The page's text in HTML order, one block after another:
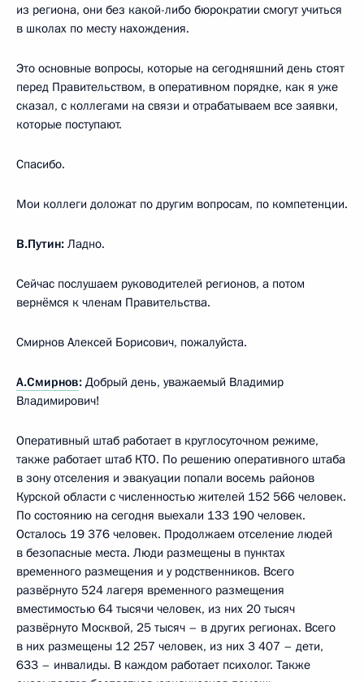
из региона, они без какой-либо бюрократии смогут учиться
в школах по месту нахождения.
Это основные вопросы, которые на сегодняшний день стоят
перед Правительством, в оперативном порядке, как я уже
сказал, с коллегами на связи и отрабатываем все заявки,
которые поступают.
Спасибо.
Мои коллеги доложат по другим вопросам, по компетенции.
В.Путин: Ладно.
Сейчас послушаем руководителей регионов, а потом
вернёмся к членам Правительства.
Смирнов Алексей Борисович, пожалуйста.
А.Смирнов: Добрый день, уважаемый Владимир
Владимирович!
Оперативный штаб работает в круглосуточном режиме,
также работает штаб КТО. По решению оперативного штаба
в зону отселения и эвакуации попали восемь районов
Курской области с численностью жителей 152 566 человек.
По состоянию на сегодня выехали 133 190 человек.
Осталось 19 376 человек. Продолжаем отселение людей
в безопасные места. Люди размещены в пунктах
временного размещения и у родственников. Всего
развёрнуто 524 лагеря временного размещения
вместимостью 64 тысячи человек, из них 20 тысяч
развёрнуто Москвой, 25 тысяч – в других регионах. Всего
в них размещены 12 257 человек, из них 3 407 – дети,
633 – инвалиды. В каждом работает психолог. Также